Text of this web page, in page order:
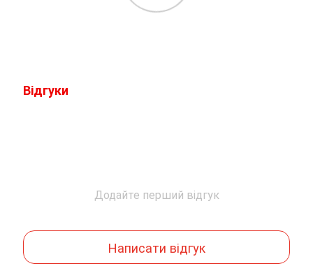
Відгуки
Додайте перший відгук
Написати відгук